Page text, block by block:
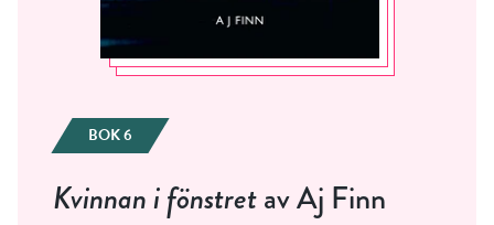
BOK 6
Kvinnan i fönstretav Aj Finn